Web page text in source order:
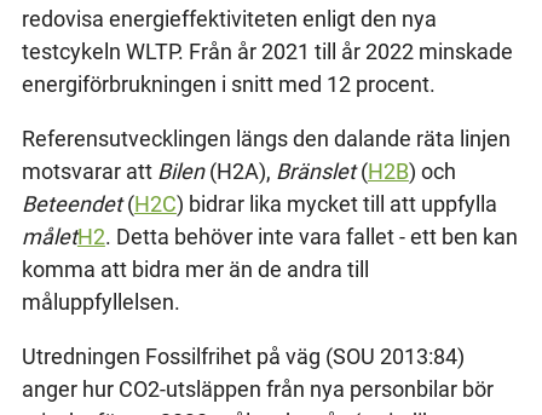
redovisa energieffektiviteten enligt den nya
testcykeln WLTP. Från år 2021 till år 2022 minskade
energiförbrukningen i snitt med 12 procent.
Referensutvecklingen längs den dalande räta linjen
motsvarar att Bilen(H2A), Bränslet(H2B) och
Beteendet(H2C) bidrar lika mycket till att uppfylla
måletH2. Detta behöver inte vara fallet - ett ben kan
komma att bidra mer än de andra till
måluppfyllelsen.
Utredningen Fossilfrihet på väg (SOU 2013:84)
anger hur CO2-utsläppen från nya personbilar bör